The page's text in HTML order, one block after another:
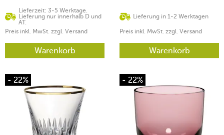
Lieferzeit: 3-5 Werktage.
Lieferung nur innerhalb D und
AT.
Preis inkl. MwSt. zzgl. Versand
Warenkorb
Lieferung in 1-2 Werktagen
Preis inkl. MwSt. zzgl. Versand
Warenkorb
- 22% - 22%